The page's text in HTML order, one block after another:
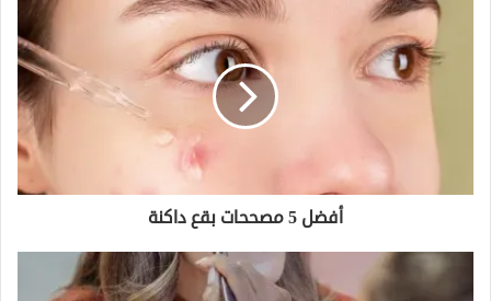
تكنولوجيا الأمان في السيارات الحديثة: أنظمة
مساعدة السائق المتقدمة (ADAS) – قيادة أكثر
أمانًا وراحة
أفضل 5 مصححات بقع داكنة